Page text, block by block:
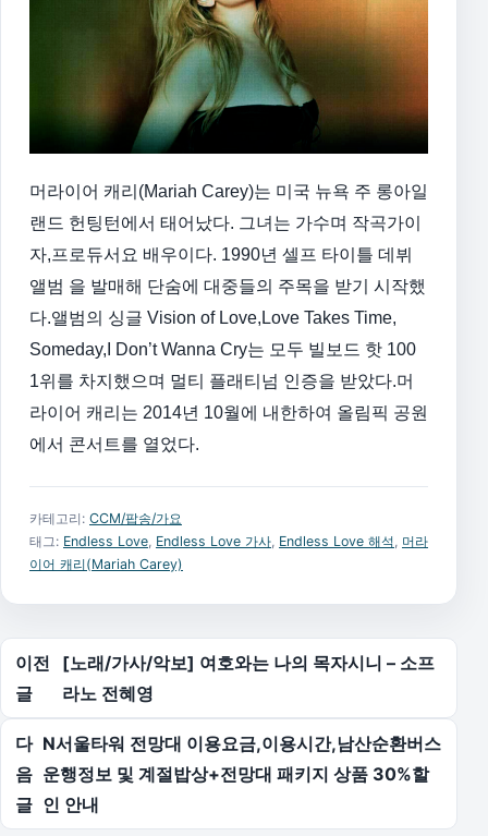
머라이어 캐리(Mariah Carey)는 미국 뉴욕 주 롱아일
랜드 헌팅턴에서 태어났다. 그녀는 가수며 작곡가이
자,프로듀서요 배우이다. 1990년 셀프 타이틀 데뷔
앨범 을 발매해 단숨에 대중들의 주목을 받기 시작했
다.앨범의 싱글 Vision of Love,Love Takes Time,
Someday,I Don’t Wanna Cry는 모두 빌보드 핫 100
1위를 차지했으며 멀티 플래티넘 인증을 받았다.머
라이어 캐리는 2014년 10월에 내한하여 올림픽 공원
에서 콘서트를 열었다.
카테고리: CCM/팝송/가요
태그: Endless Love, Endless Love 가사, Endless Love 해석, 머라
이어 캐리(Mariah Carey)
글 탐색
이전
글
[노래/가사/악보] 여호와는 나의 목자시니 – 소프
라노 전혜영
다
음
글
N서울타워 전망대 이용요금,이용시간,남산순환버스
운행정보 및 계절밥상+전망대 패키지 상품 30%할
인 안내